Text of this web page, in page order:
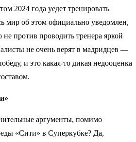
2024 года уедет тренировать
мир об этом официально уведомлен,
против проводить тренера яркой
не очень верят в мадридцев —
и это какая-то дикая недооценка
аргументы, помимо
«Сити» в Суперкубке? Да,